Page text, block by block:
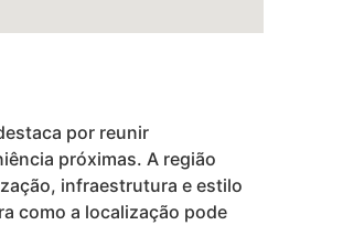
por reunir
próximas. A região
infraestrutura e estilo
como a localização pode